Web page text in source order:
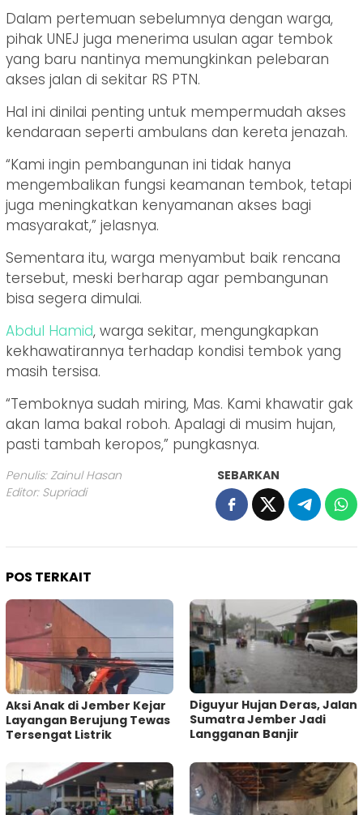
Dalam pertemuan sebelumnya dengan warga,
pihak UNEJ juga menerima usulan agar tembok
yang baru nantinya memungkinkan pelebaran
akses jalan di sekitar RS PTN.
Hal ini dinilai penting untuk mempermudah akses
kendaraan seperti ambulans dan kereta jenazah.
“Kami ingin pembangunan ini tidak hanya
mengembalikan fungsi keamanan tembok, tetapi
juga meningkatkan kenyamanan akses bagi
masyarakat,” jelasnya.
Sementara itu, warga menyambut baik rencana
tersebut, meski berharap agar pembangunan
bisa segera dimulai.
Abdul Hamid, warga sekitar, mengungkapkan
kekhawatirannya terhadap kondisi tembok yang
masih tersisa.
“Temboknya sudah miring, Mas. Kami khawatir gak
akan lama bakal roboh. Apalagi di musim hujan,
pasti tambah keropos,” pungkasnya.
Penulis: Zainul Hasan
Editor: Supriadi
SEBARKAN
POS TERKAIT
Aksi Anak di Jember Kejar
Layangan Berujung Tewas
Tersengat Listrik
Diguyur Hujan Deras, Jalan
Sumatra Jember Jadi
Langganan Banjir